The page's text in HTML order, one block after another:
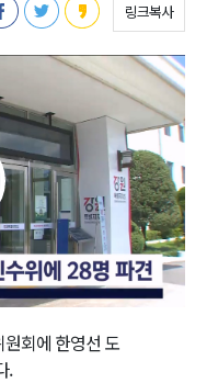
링크복사
회에 한영선 도
.